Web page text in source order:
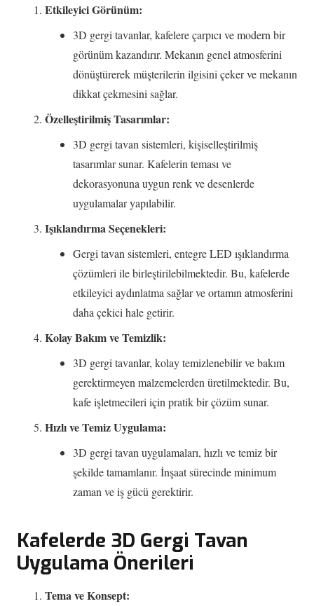
Etkileyici Görünüm:
3D gergi tavanlar, kafelere çarpıcı ve modern bir
görünüm kazandırır. Mekanın genel atmosferini
dönüştürerek müşterilerin ilgisini çeker ve mekanın
dikkat çekmesini sağlar.
Özelleştirilmiş Tasarımlar:
3D gergi tavan sistemleri, kişiselleştirilmiş
tasarımlar sunar. Kafelerin teması ve
dekorasyonuna uygun renk ve desenlerde
uygulamalar yapılabilir.
Işıklandırma Seçenekleri:
Gergi tavan sistemleri, entegre LED ışıklandırma
çözümleri ile birleştirilebilmektedir. Bu, kafelerde
etkileyici aydınlatma sağlar ve ortamın atmosferini
daha çekici hale getirir.
Kolay Bakım ve Temizlik:
3D gergi tavanlar, kolay temizlenebilir ve bakım
gerektirmeyen malzemelerden üretilmektedir. Bu,
kafe işletmecileri için pratik bir çözüm sunar.
Hızlı ve Temiz Uygulama:
3D gergi tavan uygulamaları, hızlı ve temiz bir
şekilde tamamlanır. İnşaat sürecinde minimum
zaman ve iş gücü gerektirir.
Kafelerde 3D Gergi Tavan
Uygulama Önerileri
Tema ve Konsept: